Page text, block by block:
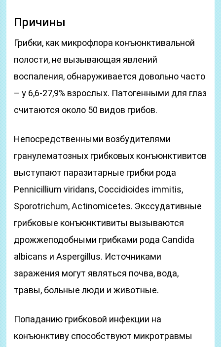
Причины
Грибки, как микрофлора конъюнктивальной
полости, не вызывающая явлений
воспаления, обнаруживается довольно часто
– у 6,6-27,9% взрослых. Патогенными для глаз
считаются около 50 видов грибов.
Непосредственными возбудителями
гранулематозных грибковых конъюнктивитов
выступают паразитарные грибки рода
Pennicillium viridans, Coccidioides immitis,
Sporotrichum, Actinomicetes. Экссудативные
грибковые конъюнктивиты вызываются
дрожжеподобными грибками рода Candida
albicans и Aspergillus. Источниками
заражения могут являться почва, вода,
травы, больные люди и животные.
Попаданию грибковой инфекции на
конъюнктиву способствуют микротравмы